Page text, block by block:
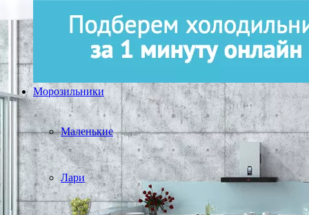
Морозильники
Маленькие
Лари